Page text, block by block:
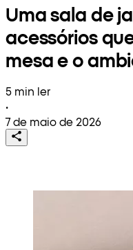
Uma sala de
acessórios
mesa e o
5 min ler
•
7 de maio de 2026